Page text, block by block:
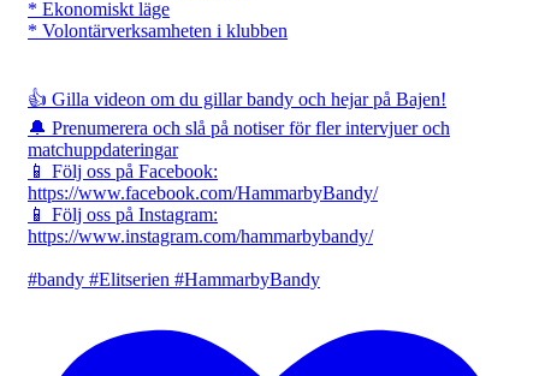
* Ekonomiskt läge
* Volontärverksamheten i klubben
👍 Gilla videon om du gillar bandy och hejar på Bajen!
🔔 Prenumerera och slå på notiser för fler intervjuer och
matchuppdateringar
📱 Följ oss på Facebook:
https://www.facebook.com/HammarbyBandy/
📱 Följ oss på Instagram:
https://www.instagram.com/hammarbybandy/
#bandy #Elitserien #HammarbyBandy